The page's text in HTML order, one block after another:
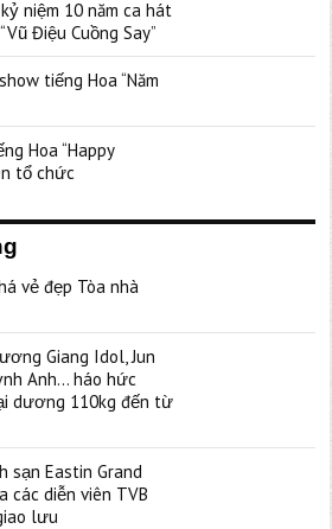
niệm 10 năm ca hát
Điệu Cuồng Say”
tiếng Hoa “Năm
Hoa “Happy
tổ chức
vẻ đẹp Tòa nhà
Giang Idol, Jun
Anh… háo hức
dương 110kg đến từ
sạn Eastin Grand
các diễn viên TVB
lưu